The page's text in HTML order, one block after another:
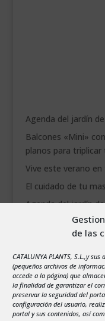
de las
CATALUNYA PLANTS, S.L.,y
(pequeños archivos de
accede a la página) que
la finalidad de garantizar el
preservar la seguridad del
configuración del usuario,
portal y sus contenidos, así
Agenda del jardín
Balcones «Mini»
planos para triplicar
Vive este verano
El cuidado de tu
Agenda del jardín de
3
4 5
10
11 12
17
18 19